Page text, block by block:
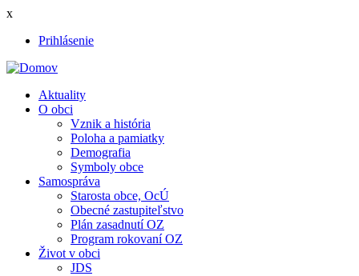
Skočiť
hlavný
x
User
menu
Prihlásenie
Main
navigation
Aktuality
O obci
Vznik a história
Poloha a pamiatky
Demografia
Symboly obce
Samospráva
Starosta obce, OcÚ
Obecné zastupiteľstvo
Plán zasadnutí OZ
Program rokovaní OZ
Život v obci
JDS